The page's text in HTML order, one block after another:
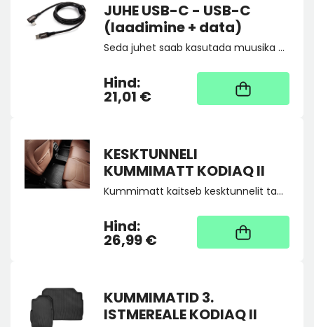
JUHE USB-C - USB-C
(laadimine + data)
Seda juhet saab kasutada muusika voogesitamiseks või mobiiltelefoni ühendamiseks auto infotainment-süsteemiga. Toetab kiirlaadimist. Sisend: USB-C pistik (isane) Väljund: USB-C pistik (isane). Ei saa kasutada USB-A sisendiga autodes.
Hind:
21,01 €
Kaup tootja laos, tarne
üldjuhul 4 tööpäeva
KESKTUNNELI
KUMMIMATT KODIAQ II
Kummimatt kaitseb kesktunnelit tagaistmel reisijate taldadest tekkiva prahi ja mustuse eest. Selline kaitse on eriti vajalik, kui kõik kohad autos on hõivatud.
Hind:
26,99 €
KUMMIMATID 3.
ISTMEREALE KODIAQ II